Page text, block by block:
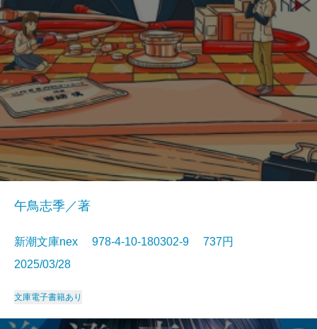
午鳥志季／著
新潮文庫nex 978-4-10-180302-9 737円
2025/03/28
文庫電子書籍あり